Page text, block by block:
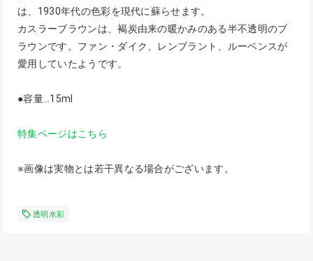
は、1930年代の色彩を現代に蘇らせます。
カスラーブラウンは、褐炭由来の暖かみのある半不透明のブ
ラウンです。ファン・ダイク、レンブラント、ルーベンスが
愛用していたようです。
●容量…15ml
特集ページはこちら
※画像は実物とは若干異なる場合がございます。
透明水彩